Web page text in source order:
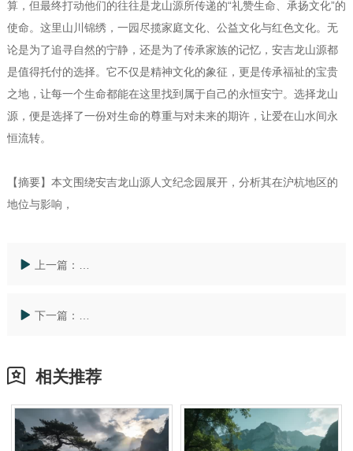
算，但最终打动他们的往往是龙山源所传递的“礼赞生命、承扬文化”的
使命。这里山川锦绣，一园尽揽家庭文化、公益文化与红色文化。无
论是为了追寻自然的宁静，还是为了传承家族的记忆，安吉龙山源都
是值得托付的选择。它不仅是精神文化的象征，更是传承福祉的宝贵
之地，让每一个生命都能在这里找到属于自己的永恒安宁。选择龙山
源，便是选择了一份对生命的尊重与对未来的期许，让爱在山水间永
恒流转。
【摘要】本文围绕安吉龙山源人文纪念园展开，分析其在沪杭地区的
地位与影响，
上一篇：
下一篇：
相关推荐